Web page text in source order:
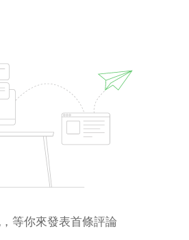
等你來發表首條評論